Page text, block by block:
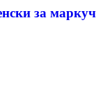
за маркуч